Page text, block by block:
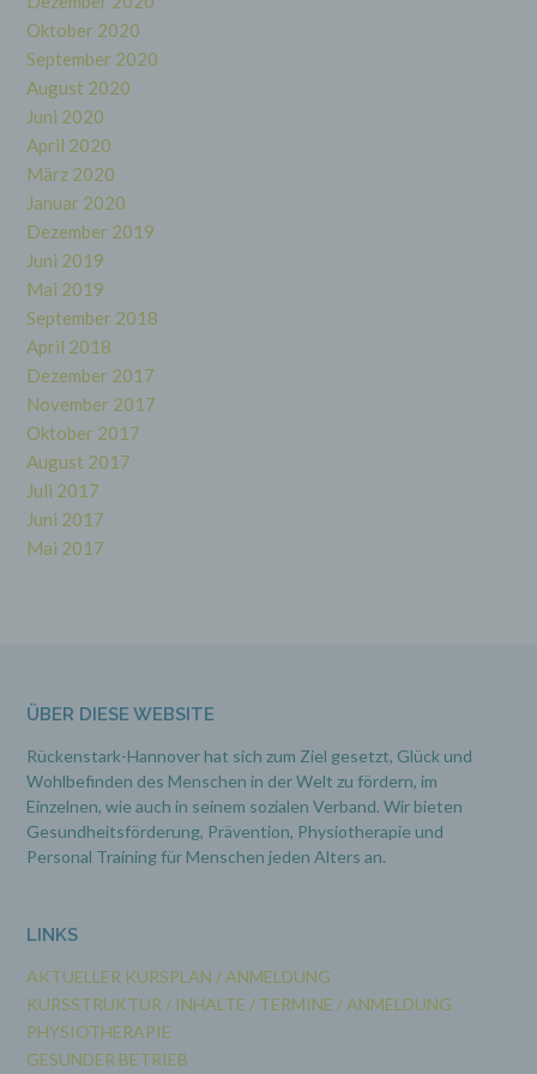
Oktober 2020
September 2020
August 2020
Juni 2020
April 2020
März 2020
Januar 2020
Dezember 2019
Juni 2019
Mai 2019
September 2018
April 2018
Dezember 2017
November 2017
Oktober 2017
August 2017
Juli 2017
Juni 2017
Mai 2017
ÜBER DIESE WEBSITE
Rückenstark-Hannover hat sich zum Ziel gesetzt, Glück und
Wohlbefinden des Menschen in der Welt zu fördern, im
Einzelnen, wie auch in seinem sozialen Verband. Wir bieten
Gesundheitsförderung, Prävention, Physiotherapie und
Personal Training für Menschen jeden Alters an.
LINKS
AKTUELLER KURSPLAN / ANMELDUNG
KURSSTRUKTUR / INHALTE / TERMINE / ANMELDUNG
PHYSIOTHERAPIE
GESUNDER BETRIEB
zugeordnet werden können, sofern diese
zusätzlichen Informationen gesondert
aufbewahrt werden und technischen und
gewährleisten, dass die personenbezogenen
identifizierbaren natürlichen Person zugewiesen
werden.
g) Verantwortlicher oder für die
Verantwortlicher ist die natürliche oder
juristische Person, Behörde, Einrichtung oder
andere Stelle, die allein oder gemeinsam mit
anderen über die Zwecke und Mittel der
Verarbeitung von personenbezogenen Daten
entscheidet. Sind die Zwecke und Mittel dieser
Verarbeitung durch das Unionsrecht oder das
Recht der Mitgliedstaaten vorgegeben, so kann
andere Stelle, die personenbezogene Daten im
i) Empfänger
Empfänger ist eine natürliche oder juristische
Untersuchungsauftrags nach dem Unionsrecht
oder dem Recht der Mitgliedstaaten
möglicherweise personenbezogene Daten
erhalten, gelten jedoch nicht als Empfänger.